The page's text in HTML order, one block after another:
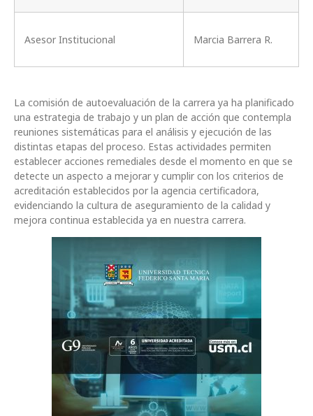
Asesor Institucional Marcia Barrera R.
La comisión de autoevaluación de la carrera ya ha planificado
una estrategia de trabajo y un plan de acción que contempla
reuniones sistemáticas para el análisis y ejecución de las
distintas etapas del proceso. Estas actividades permiten
establecer acciones remediales desde el momento en que se
detecte un aspecto a mejorar y cumplir con los criterios de
acreditación establecidos por la agencia certificadora,
evidenciando la cultura de aseguramiento de la calidad y
mejora continua establecida ya en nuestra carrera.